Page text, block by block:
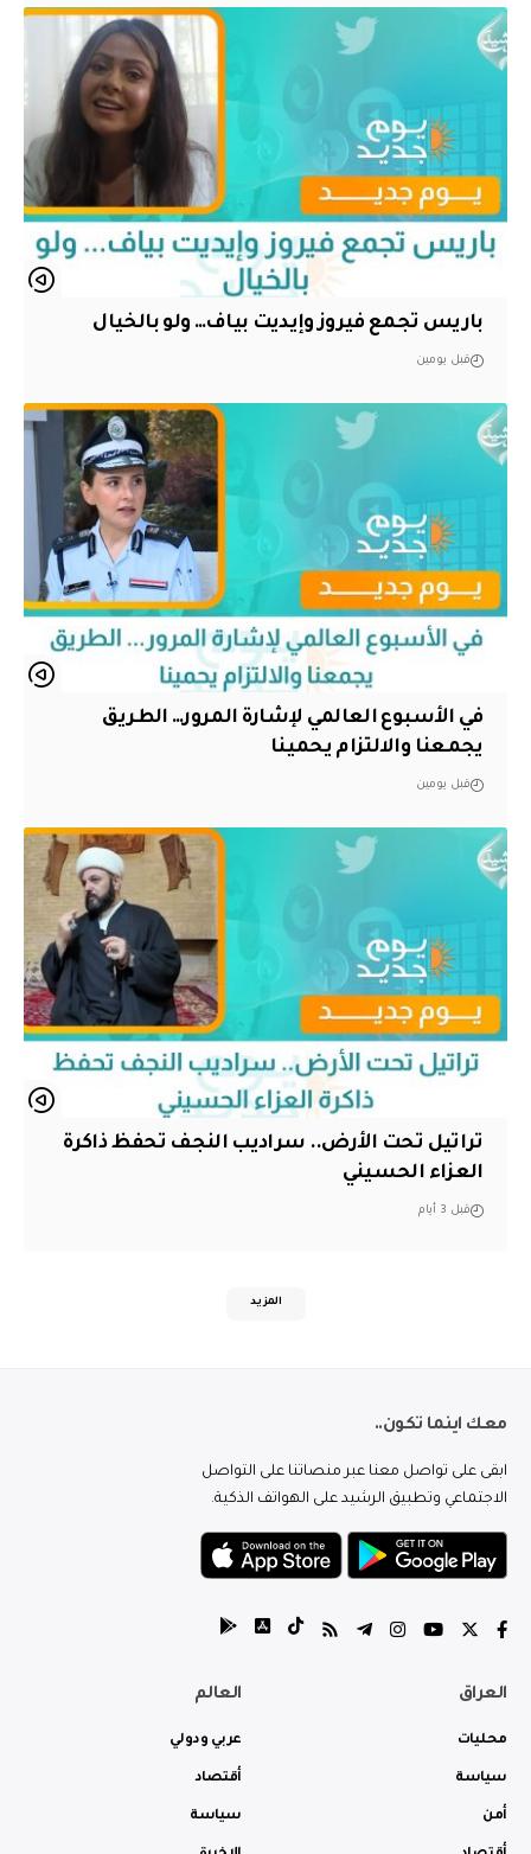
باريس تجمع فيروز وإيديت بياف… ولو بالخيال
قبل يومين
في الأسبوع العالمي لإشارة المرور… الطريق
يجمعنا والالتزام يحمينا
قبل يومين
تراتيل تحت الأرض.. سراديب النجف تحفظ ذاكرة
العزاء الحسيني
قبل 3 أيام
المزيد
معك اينما تكون..
ابقى على تواصل معنا عبر منصاتنا على التواصل
الاجتماعي وتطبيق الرشيد على الهواتف الذكية.
العراق
محليات
سياسة
أمن
العالم
عربي ودولي
أقتصاد
سياسة